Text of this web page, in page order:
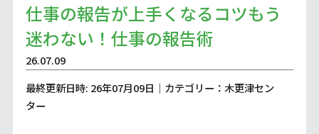
仕事の報告が上手くなるコツもう
迷わない！仕事の報告術
26.07.09
最終更新日時: 26年07月09日｜カテゴリー：木更津セン
ター